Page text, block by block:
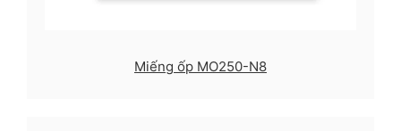
Miếng ốp MO250-N8